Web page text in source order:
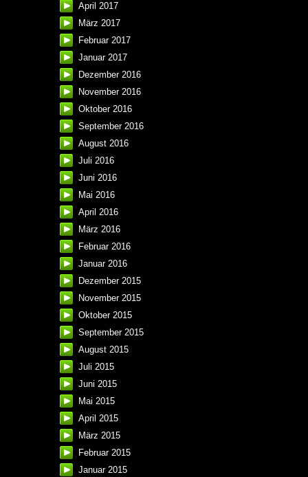
April 2017
März 2017
Februar 2017
Januar 2017
Dezember 2016
November 2016
Oktober 2016
September 2016
August 2016
Juli 2016
Juni 2016
Mai 2016
April 2016
März 2016
Februar 2016
Januar 2016
Dezember 2015
November 2015
Oktober 2015
September 2015
August 2015
Juli 2015
Juni 2015
Mai 2015
April 2015
März 2015
Februar 2015
Januar 2015